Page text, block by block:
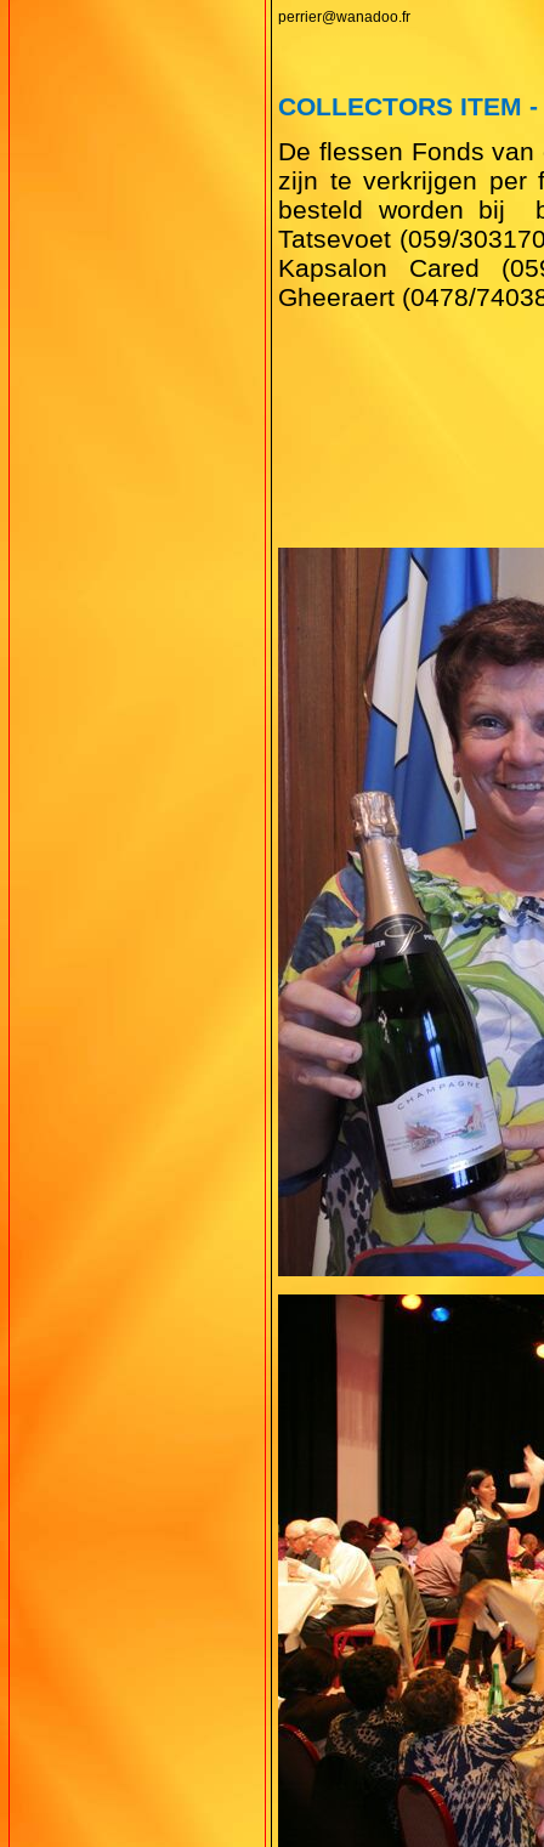
perrier@wanadoo.fr
COLLECTORS ITEM
De flessen Fonds
zijn te verkrijgen per
besteld worden bij
Tatsevoet (059/
Kapsalon Cared
Gheeraert (0478/